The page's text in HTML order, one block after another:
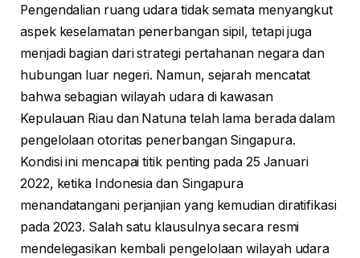
Pengendalian ruang udara tidak semata menyangkut
aspek keselamatan penerbangan sipil, tetapi juga
menjadi bagian dari strategi pertahanan negara dan
hubungan luar negeri. Namun, sejarah mencatat
bahwa sebagian wilayah udara di kawasan
Kepulauan Riau dan Natuna telah lama berada dalam
pengelolaan otoritas penerbangan Singapura.
Kondisi ini mencapai titik penting pada 25 Januari
2022, ketika Indonesia dan Singapura
menandatangani perjanjian yang kemudian diratifikasi
pada 2023. Salah satu klausulnya secara resmi
mendelegasikan kembali pengelolaan wilayah udara